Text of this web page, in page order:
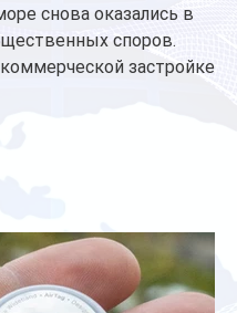
снова оказались в
споров.
застройке